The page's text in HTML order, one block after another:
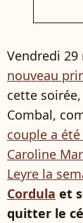
Vendredi 29
nouveau
cette
Combal,
couple a
Caroline
Leyre la
Cordula et
quitter le